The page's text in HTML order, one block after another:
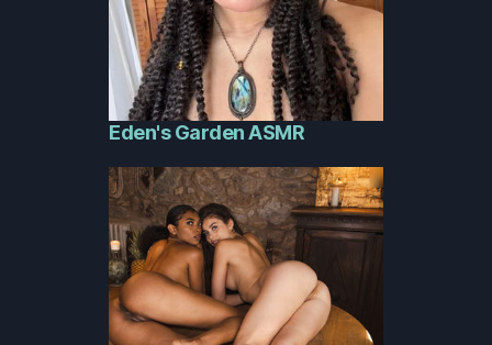
Eden's Garden ASMR